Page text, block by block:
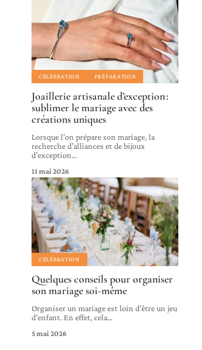
CÉLÉBRATION PRÉPARATION
Joaillerie artisanale d’exception :
sublimer le mariage avec des
créations uniques
Lorsque l’on prépare son mariage, la
recherche d’alliances et de bijoux
d’exception…
11 mai 2026
CÉLÉBRATION
Quelques conseils pour organiser
son mariage soi-même
Organiser un mariage est loin d’être un jeu
d’enfant. En effet, cela…
5 mai 2026